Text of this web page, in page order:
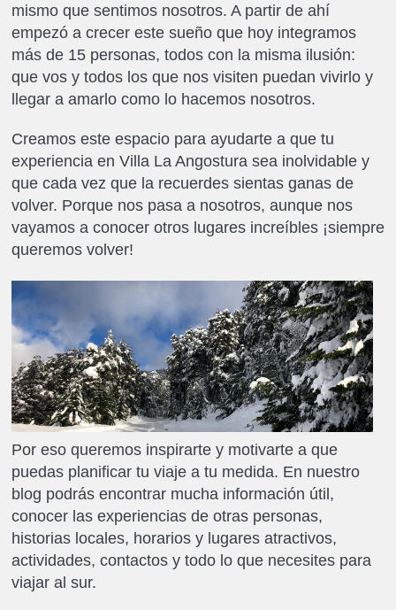
mismo que sentimos nosotros. A partir de ahí
empezó a crecer este sueño que hoy integramos
más de 15 personas, todos con la misma ilusión:
que vos y todos los que nos visiten puedan vivirlo y
llegar a amarlo como lo hacemos nosotros.
Creamos este espacio para ayudarte a que tu
experiencia en Villa La Angostura sea inolvidable y
que cada vez que la recuerdes sientas ganas de
volver. Porque nos pasa a nosotros, aunque nos
vayamos a conocer otros lugares increíbles ¡siempre
queremos volver!
Por eso queremos inspirarte y motivarte a que
puedas planificar tu viaje a tu medida. En nuestro
blog podrás encontrar mucha información útil,
conocer las experiencias de otras personas,
historias locales, horarios y lugares atractivos,
actividades, contactos y todo lo que necesites para
viajar al sur.